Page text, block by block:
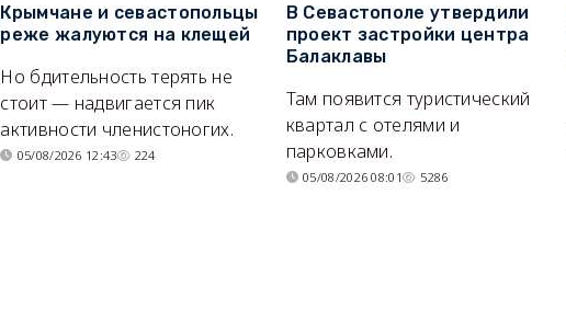
Крымчане и севастопольцы
реже жалуются на клещей
Но бдительность терять не
стоит — надвигается пик
активности членистоногих.
05/08/2026 12:43 224
В Севастополе утвердили
проект застройки центра
Балаклавы
Там появится туристический
квартал с отелями и
парковками.
05/08/2026 08:01 5286